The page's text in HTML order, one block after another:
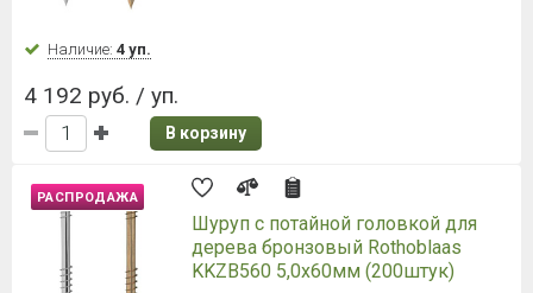
Наличие: 4 уп.
4 192 руб. / уп.
В корзину
РАСПРОДАЖА
Шуруп с потайной головкой для
дерева бронзовый Rothoblaas
KKZB560 5,0х60мм (200штук)